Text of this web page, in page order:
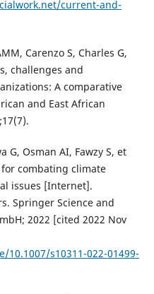
current-and-
Carenzo S, Charles G,
challenges and
A comparative
and East African
G, Osman AI, Fawzy S, et
combating climate
issues [Internet].
Springer Science and
2022 [cited 2022 Nov
s10311-022-01499-